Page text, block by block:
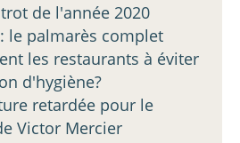
de l'année 2020
le palmarès complet
les restaurants à éviter
d'hygiène?
retardée pour le
Victor Mercier